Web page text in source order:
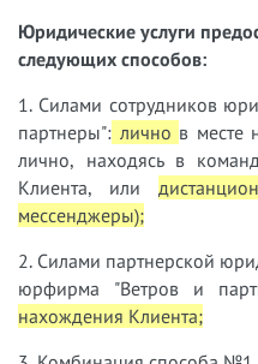
Юридические услуги
следующих способов:
1. Силами сотрудников
партнеры": лично в месте
лично, находясь в
Клиента, или
мессенджеры);
2. Силами партнерской
юрфирма "Ветров и
нахождения Клиента;